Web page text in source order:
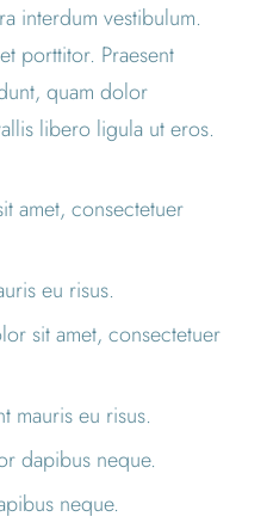
interdum vestibulum.
porttitor. Praesent
quam dolor
libero ligula ut eros.
amet, consectetuer
eu risus.
sit amet, consectetuer
mauris eu risus.
dapibus neque.
neque.